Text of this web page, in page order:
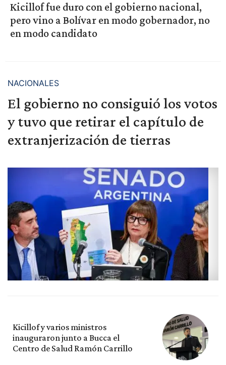
Kicillof fue duro con el gobierno nacional,
pero vino a Bolívar en modo gobernador, no
en modo candidato
NACIONALES
El gobierno no consiguió los votos
y tuvo que retirar el capítulo de
extranjerización de tierras
Kicillof y varios ministros
inauguraron junto a Bucca el
Centro de Salud Ramón Carrillo